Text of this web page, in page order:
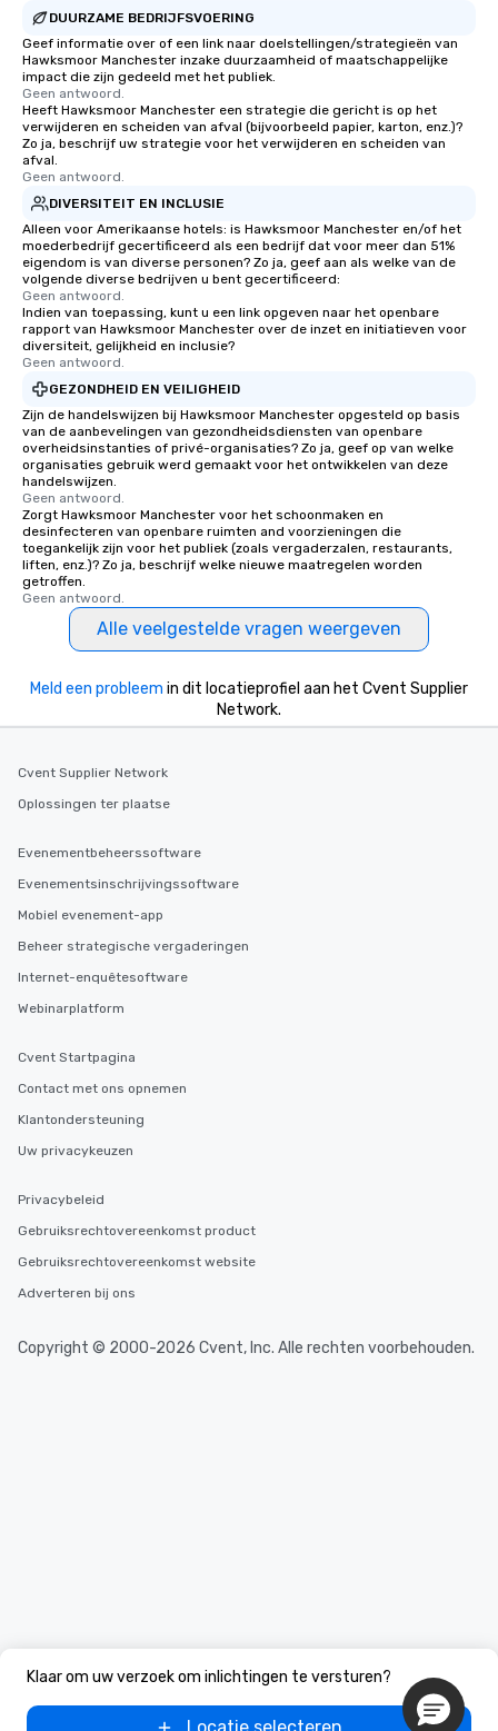
DUURZAME BEDRIJFSVOERING
Geef informatie over of een link naar doelstellingen/strategieën van
Hawksmoor Manchester inzake duurzaamheid of maatschappelijke
impact die zijn gedeeld met het publiek.
Geen antwoord.
Heeft Hawksmoor Manchester een strategie die gericht is op het
verwijderen en scheiden van afval (bijvoorbeeld papier, karton, enz.)?
Zo ja, beschrijf uw strategie voor het verwijderen en scheiden van
afval.
Geen antwoord.
DIVERSITEIT EN INCLUSIE
Alleen voor Amerikaanse hotels: is Hawksmoor Manchester en/of het
moederbedrijf gecertificeerd als een bedrijf dat voor meer dan 51%
eigendom is van diverse personen? Zo ja, geef aan als welke van de
volgende diverse bedrijven u bent gecertificeerd:
Geen antwoord.
Indien van toepassing, kunt u een link opgeven naar het openbare
rapport van Hawksmoor Manchester over de inzet en initiatieven voor
diversiteit, gelijkheid en inclusie?
Geen antwoord.
GEZONDHEID EN VEILIGHEID
Zijn de handelswijzen bij Hawksmoor Manchester opgesteld op basis
van de aanbevelingen van gezondheidsdiensten van openbare
overheidsinstanties of privé-organisaties? Zo ja, geef op van welke
organisaties gebruik werd gemaakt voor het ontwikkelen van deze
handelswijzen.
Geen antwoord.
Zorgt Hawksmoor Manchester voor het schoonmaken en
desinfecteren van openbare ruimten and voorzieningen die
toegankelijk zijn voor het publiek (zoals vergaderzalen, restaurants,
liften, enz.)? Zo ja, beschrijf welke nieuwe maatregelen worden
getroffen.
Geen antwoord.
Alle veelgestelde vragen weergeven
Klaar om uw verzoek om inlichtingen te versturen?
Meld een probleem in dit locatieprofiel aan het Cvent Supplier
Network.
Cvent Supplier Network
Oplossingen ter plaatse
Evenementbeheerssoftware
Evenementsinschrijvingssoftware
Mobiel evenement-app
Beheer strategische vergaderingen
Internet-enquêtesoftware
Webinarplatform
Cvent Startpagina
Contact met ons opnemen
Klantondersteuning
Uw privacykeuzen
Privacybeleid
Gebruiksrechtovereenkomst product
Gebruiksrechtovereenkomst website
Adverteren bij ons
Copyright © 2000-2026 Cvent, Inc. Alle rechten voorbehouden.